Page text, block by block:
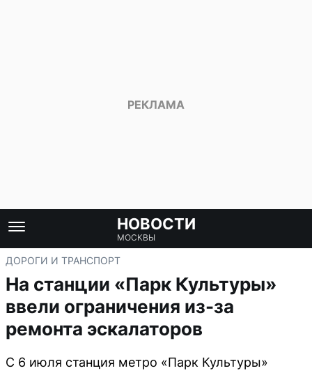
НОВОСТИ
МОСКВЫ
ДОРОГИ И ТРАНСПОРТ
На станции «Парк Культуры»
ввели ограничения из-за
ремонта эскалаторов
С 6 июля станция метро «Парк Культуры»